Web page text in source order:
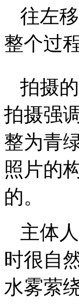
往左
整个过
拍摄
拍摄强
整为青
照片的
的。
主体
时很自
水雾萦